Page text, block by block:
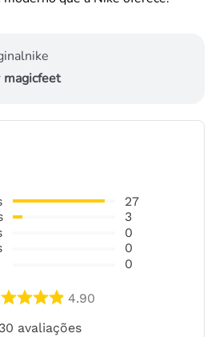
nike
magicfeet
27
3
0
0
0
4.90
30 avaliações